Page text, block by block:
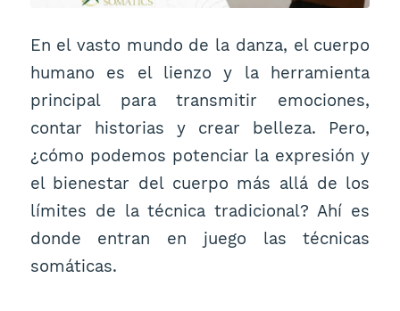
En el vasto mundo de la danza, el cuerpo
humano es el lienzo y la herramienta
principal para transmitir emociones,
contar historias y crear belleza. Pero,
¿cómo podemos potenciar la expresión y
el bienestar del cuerpo más allá de los
límites de la técnica tradicional? Ahí es
donde entran en juego las técnicas
somáticas.